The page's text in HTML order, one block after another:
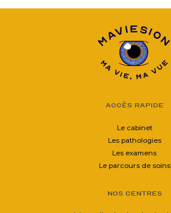
Accès rapide
Le cabinet
Les pathologies
Les examens
Le parcours de soins
Nos centres